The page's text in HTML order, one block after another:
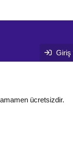
Giriş
ücretsizdir.